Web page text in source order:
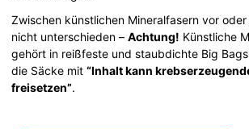
Zwischen künstlichen Mineralfasern vor
nicht unterschieden –Achtung! Künstliche
gehört in reißfeste und staubdichte Big
die Säcke mit“Inhalt kann
freisetzen”.